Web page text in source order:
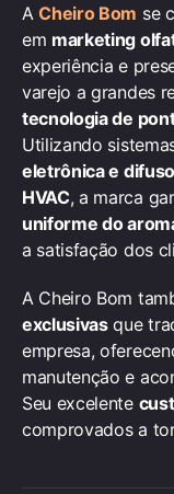
ACheiro Bom se
em marketing
experiência e
varejo a grandes
tecnologia de
Utilizando
eletrônica e
HVAC, a marca
uniforme do
a satisfação dos
A Cheiro Bom
exclusivasque
empresa,
manutenção e
Seu excelente
comprovados a